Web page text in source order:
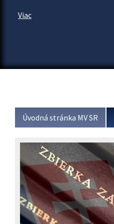
Viac
Úvodná stránka MV SR